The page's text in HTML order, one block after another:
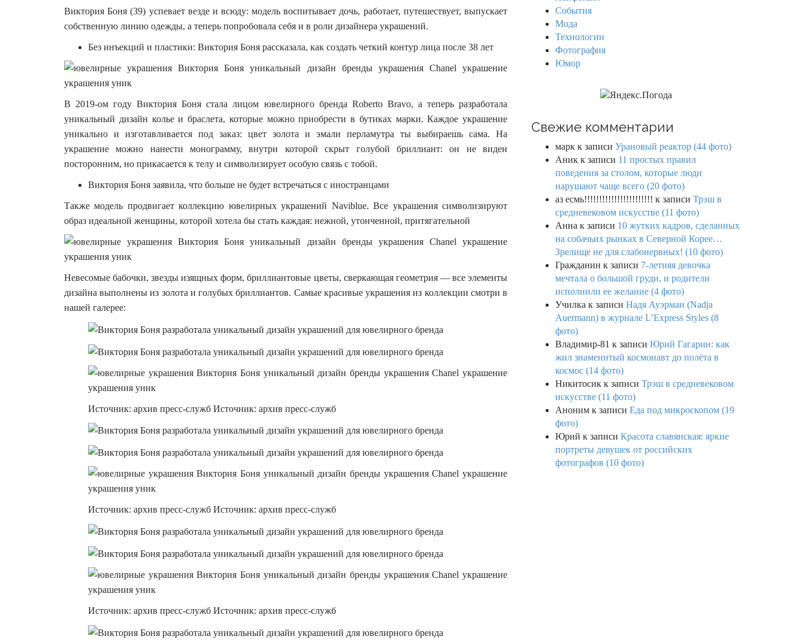
Виктория Боня (39) успевает везде и всюду: модель воспитывает дочь, работает, путешествует, выпускает
собственную линию одежды, а теперь попробовала себя и в роли дизайнера украшений.
Без инъекций и пластики: Виктория Боня рассказала, как создать четкий контур лица после 38 лет
В 2019-ом году Виктория Боня стала лицом ювелирного бренда Roberto Bravo, а теперь разработала
уникальный дизайн колье и браслета, которые можно приобрести в бутиках марки. Каждое украшение
уникально и изготавливается под заказ: цвет золота и эмали перламутра ты выбираешь сама. На
украшение можно нанести монограмму, внутри которой скрыт голубой бриллиант: он не виден
посторонним, но прикасается к телу и символизирует особую связь с тобой.
Виктория Боня заявила, что больше не будет встречаться с иностранцами
Также модель продвигает коллекцию ювелирных украшений Naviblue. Все украшения символизируют
образ идеальной женщины, которой хотела бы стать каждая: нежной, утонченной, притягательной
Невесомые бабочки, звезды изящных форм, бриллиантовые цветы, сверкающая геометрия — все элементы
дизайна выполнены из золота и голубых бриллиантов. Самые красивые украшения из коллекции смотри в
нашей галерее:
Источник: архив пресс-служб Источник: архив пресс-служб
Источник: архив пресс-служб Источник: архив пресс-служб
Источник: архив пресс-служб Источник: архив пресс-служб
События
Мода
Технологии
Фотография
Юмор
Свежие комментарии
марк к записи Урановый реактор (44 фото)
Аник к записи 11 простых правил
поведения за столом, которые люди
нарушают чаще всего (20 фото)
аз есмь!!!!!!!!!!!!!!!!!!!!!!! к записи Трэш в
средневековом искусстве (11 фото)
Анна к записи 10 жутких кадров, сделанных
на собачьих рынках в Северной Корее…
Зрелище не для слабонервных! (10 фото)
Гражданин к записи 7-летняя девочка
мечтала о большой груди, и родители
исполнили ее желание (4 фото)
Училка к записи Надя Ауэрман (Nadja
Auermann) в журнале L’Express Styles (8
фото)
Владимир-81 к записи Юрий Гагарин: как
жил знаменитый космонавт до полёта в
космос (14 фото)
Никитосик к записи Трэш в средневековом
искусстве (11 фото)
Аноним к записи Еда под микроскопом (19
фото)
Юрий к записи Красота славянская: яркие
портреты девушек от российских
фотографов (10 фото)